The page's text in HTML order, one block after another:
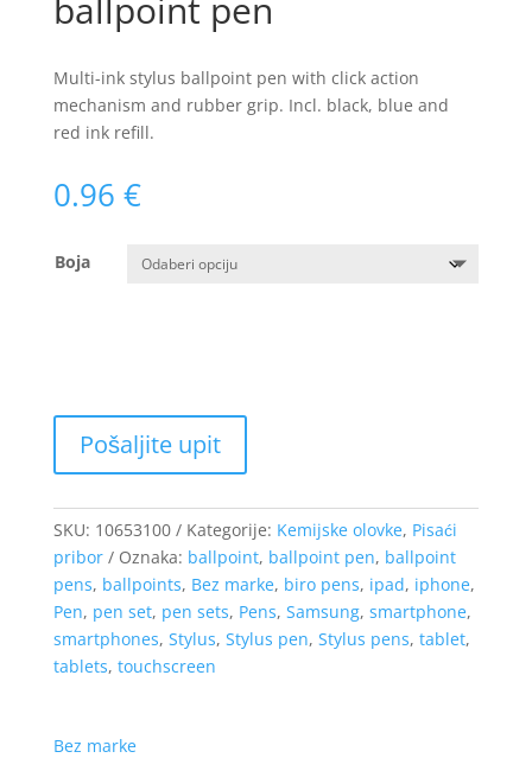
ballpoint pen
Multi-ink stylus ballpoint pen with click action
mechanism and rubber grip. Incl. black, blue and
red ink refill.
0.96 €
Boja
SKU: 10653100 Kategorije: Kemijske olovke, Pisaći
pribor
Oznaka: ballpoint, ballpoint pen, ballpoint
pens, ballpoints, Bez marke, biro pens, ipad, iphone,
Pen, pen set, pen sets, Pens, Samsung, smartphone,
smartphones, Stylus, Stylus pen, Stylus pens, tablet,
tablets, touchscreen
Bez marke